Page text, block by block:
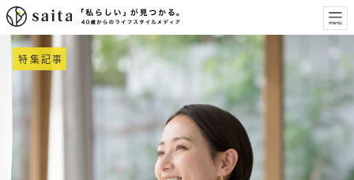
特集記事